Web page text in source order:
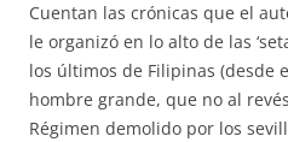
Cuentan las crónicas que el
le organizó en lo alto de las
los últimos de Filipinas (desde
hombre grande, que no al
Régimen demolido por los